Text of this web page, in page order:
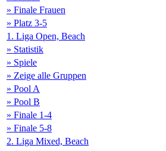
» Finale Frauen
» Platz 3-5
1. Liga Open, Beach
» Statistik
» Spiele
» Zeige alle Gruppen
» Pool A
» Pool B
» Finale 1-4
» Finale 5-8
2. Liga Mixed, Beach